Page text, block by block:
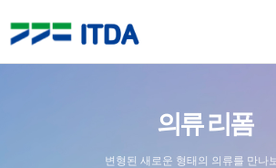
의류 리폼
변형된 새로운 형태의 의류를 만나